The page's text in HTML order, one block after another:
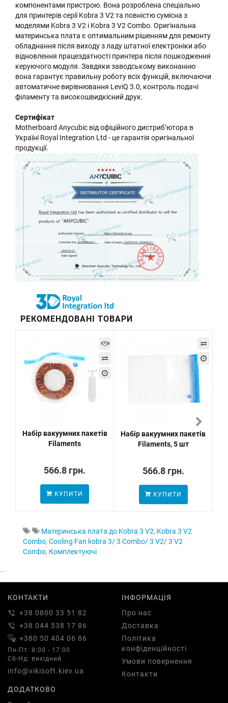
компонентами пристрою. Вона розроблена спеціально
для принтерів серії Kobra 3 V2 та повністю сумісна з
моделями Kobra 3 V2 і Kobra 3 V2 Combo. Оригінальна
материнська плата є оптимальним рішенням для ремонту
обладнання після виходу з ладу штатної електроніки або
відновлення працездатності принтера після пошкодження
керуючого модуля. Завдяки заводському виконанню
вона гарантує правильну роботу всіх функцій, включаючи
автоматичне вирівнювання LeviQ 3.0, контроль подачі
філаменту та високошвидкісний друк.
Сертифікат
Motherboard Anycubic від офіційного дистриб’ютора в
Україні Royal Integration Ltd - це гарантія оригінальної
продукції.
РЕКОМЕНДОВАНІ ТОВАРИ
Набір вакуумних пакетів
Filaments
566.8 грн.
КУПИТИ
Набір вакуумних пакетів
Filaments, 5 шт
566.8 грн.
КУПИТИ
Материнська плата до Kobra 3 V2, Kobra 3 V2
Combo, Cooling Fan kobra 3/ 3 Combo/ 3 V2/ 3 V2
Combo, Комплектуючі
..
КОНТАКТИ
+38 0800 33 51 82
+38 044 538 17 86
+380 50 404 06 86
Пн-Пт: 8:00 - 17:00
Сб-Нд: вихідний
info@vikisoft.kiev.ua
ІНФОРМАЦІЯ
Про нас
Доставка
Політика
конфіденційності
Умови повернення
Контакти
ДОДАТКОВО